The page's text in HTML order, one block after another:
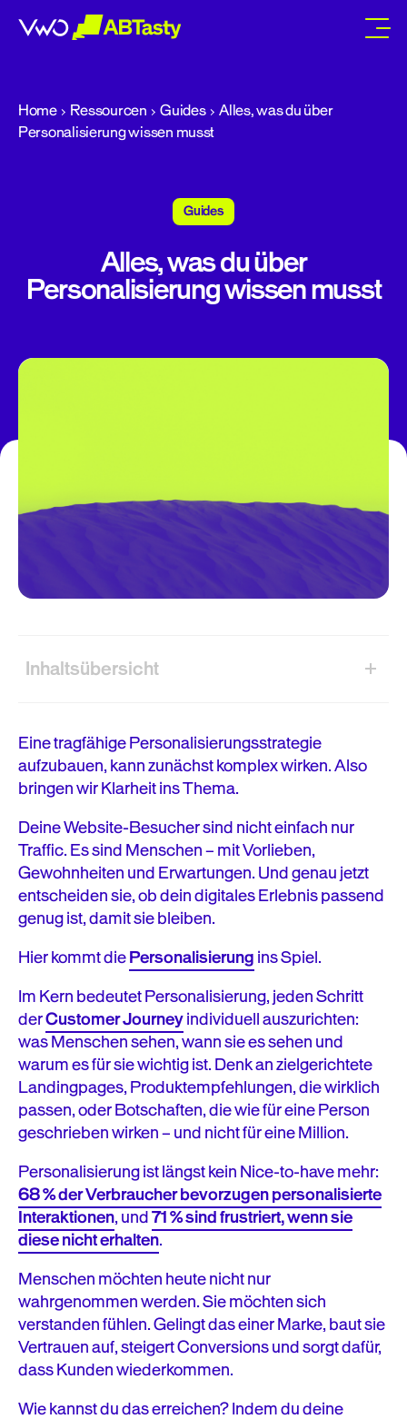
Home Ressourcen Guides
Alles, was du über
Personalisierung wissen musst
Guides
Alles, was du über
Personalisierung wissen musst
Inhaltsübersicht
A/B Testing vs. Personalisierung: Wo liegt der
Unterschied und warum ist er wichtig?
Wie validiert A/B Testing deine
Personalisierungsstrategie?
Wie können Marken Personalisierung skalieren?
wirklich?
Was bewirkt E-Commerce-Personalisierung für dein
Unternehmen?
Wie sieht eine überzeugend umgesetzte
Personalisierungsstrategie aus?
Warum ist Datenerhebung der Treibstoff für
Personalisierung?
Häufig gestellte Fragen
Eine tragfähige Personalisierungsstrategie
aufzubauen, kann zunächst komplex wirken. Also
bringen wir Klarheit ins Thema.
Deine Website-Besucher sind nicht einfach nur
Traffic. Es sind Menschen – mit Vorlieben,
Gewohnheiten und Erwartungen. Und genau jetzt
entscheiden sie, ob dein digitales Erlebnis passend
genug ist, damit sie bleiben.
Hier kommt diePersonalisierungins Spiel.
Im Kern bedeutet Personalisierung, jeden Schritt
derCustomer Journeyindividuell auszurichten:
was Menschen sehen, wann sie es sehen und
warum es für sie wichtig ist. Denk an zielgerichtete
Landingpages, Produktempfehlungen, die wirklich
passen, oder Botschaften, die wie für eine Person
geschrieben wirken – und nicht für eine Million.
Personalisierung ist längst kein Nice-to-have mehr:
68 % der Verbraucher bevorzugen personalisierte
Interaktionen, und71 % sind frustriert, wenn sie
diese nicht erhalten.
Menschen möchten heute nicht nur
wahrgenommen werden. Sie möchten sich
verstanden fühlen. Gelingt das einer Marke, baut sie
Vertrauen auf, steigert Conversions und sorgt dafür,
dass Kunden wiederkommen.
Wie kannst du das erreichen? Indem du deine